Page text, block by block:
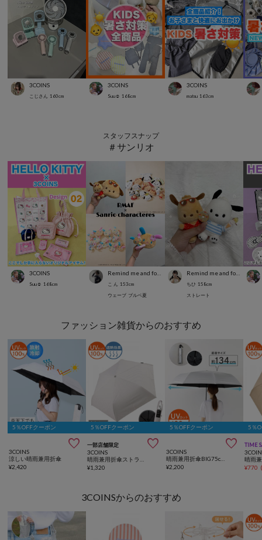
3COINS
こじさん 160cm
3COINS
Suu☺︎ 168cm
3COINS
matsu 163cm
スタッフスナップ
＃サンリオ
3COINS
Suu☺︎ 168cm こ ん 153cm
ウェーブ ブルベ夏
Remind me and forever
ちひ 158cm
ストレート
ファッション雑貨からのおすすめ
5％OFFクーポン

3COINS
涼しい晴雨兼用折傘
¥2,420
5％OFFクーポン
一部店舗限定 
3COINS
¥1,320
5％OFFクーポン

3COINS
晴雨兼用折傘BIG75cm
¥2,200
5％
TIME
¥770
3COINSからのおすすめ